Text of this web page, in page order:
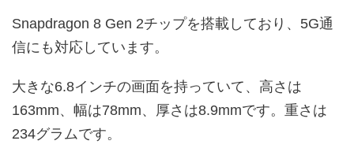
Snapdragon 8 Gen 2チップを搭載しており、5G通
信にも対応しています。
大きな6.8インチの画面を持っていて、高さは
163mm、幅は78mm、厚さは8.9mmです。重さは
234グラムです。